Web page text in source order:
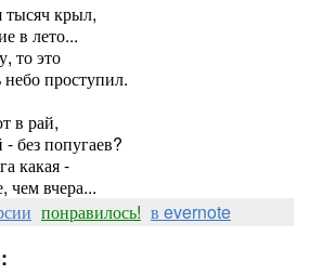
тысяч крыл,
в лето...
то это
проступил.
в рай,
без попугаев?
какая -
чем вчера...
понравилось! в evernote